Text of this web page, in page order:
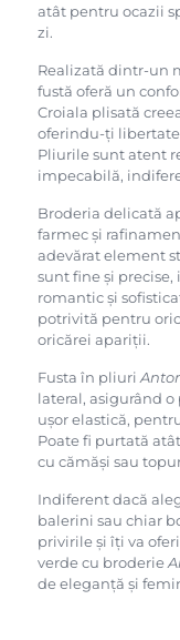
atât pentru ocazii
zi.
Realizată dintr-un
fustă oferă un
Croiala plisată
oferindu-ți libertate
Pliurile sunt atent
impecabilă,
Broderia delicată
farmec și
adevărat element
sunt fine și
romantic și
potrivită pentru
oricărei apariții.
Fusta în pliuri
lateral, asigurând o
ușor elastică,
Poate fi purtată
cu cămăși sau
Indiferent dacă
balerini sau chiar
privirile și îți va
verde cu broderie
de eleganță și